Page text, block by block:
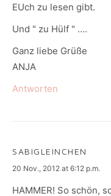
EUch zu lesen gibt.
Und " zu Hülf " ….
Ganz liebe Grüße
ANJA
Antworten
SABIGLEINCHEN
says:
20 Nov., 2012 at 6:12 p.m.
HAMMER! So schön,